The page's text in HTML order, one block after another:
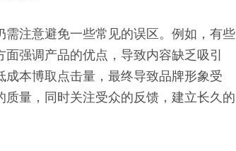
注意避免一些常见的误区。例如，有些
强调产品的优点，导致内容缺乏吸引
本博取点击量，最终导致品牌形象受
量，同时关注受众的反馈，建立长久的